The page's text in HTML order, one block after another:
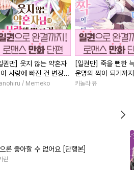
권만] 웃지 않는 약혼자
사랑에 빠진 건 변장한
것 같습니다 [단행본]
/ Memeko
[일권만] 죽을 뻔한
운명의 짝이 되기까
본]
카놀라 유
론 좋아할 수 없어요 [단행본]
린